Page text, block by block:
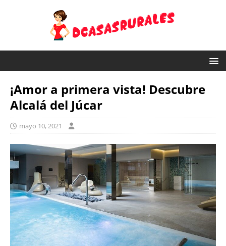
¡Amor a primera vista! Descubre
Alcalá del Júcar
mayo 10, 2021